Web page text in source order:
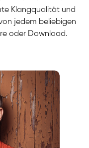
Klangqualität und
jedem beliebigen
oder Download.